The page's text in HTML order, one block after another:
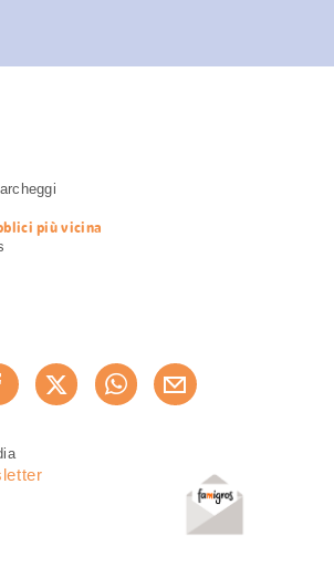
più vicina
Consiglia ora